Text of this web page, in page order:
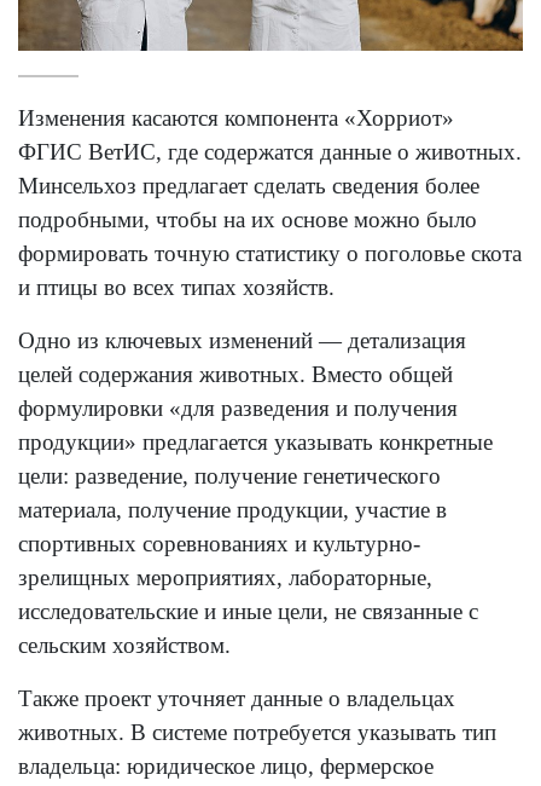
Изменения касаются компонента «Хорриот»
ФГИС ВетИС, где содержатся данные о животных.
Минсельхоз предлагает сделать сведения более
подробными, чтобы на их основе можно было
формировать точную статистику о поголовье скота
и птицы во всех типах хозяйств.
Одно из ключевых изменений — детализация
целей содержания животных. Вместо общей
формулировки «для разведения и получения
продукции» предлагается указывать конкретные
цели: разведение, получение генетического
материала, получение продукции, участие в
спортивных соревнованиях и культурно-
зрелищных мероприятиях, лабораторные,
исследовательские и иные цели, не связанные с
сельским хозяйством.
Также проект уточняет данные о владельцах
животных. В системе потребуется указывать тип
владельца: юридическое лицо, фермерское